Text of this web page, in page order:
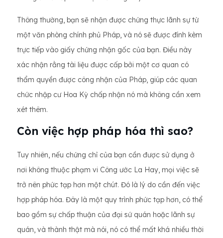
Thông thường, bạn sẽ nhận được chứng thực lãnh sự từ
một văn phòng chính phủ Pháp, và nó sẽ được đính kèm
trực tiếp vào giấy chứng nhận gốc của bạn. Điều này
xác nhận rằng tài liệu được cấp bởi một cơ quan có
thẩm quyền được công nhận của Pháp, giúp các quan
chức nhập cư Hoa Kỳ chấp nhận nó mà không cần xem
xét thêm.
Còn việc hợp pháp hóa thì sao?
Tuy nhiên, nếu chứng chỉ của bạn cần được sử dụng ở
nơi không thuộc phạm vi Công ước La Hay, mọi việc sẽ
trở nên phức tạp hơn một chút. Đó là lý do cần đến việc
hợp pháp hóa. Đây là một quy trình phức tạp hơn, có thể
bao gồm sự chấp thuận của đại sứ quán hoặc lãnh sự
quán, và thành thật mà nói, nó có thể mất khá nhiều thời